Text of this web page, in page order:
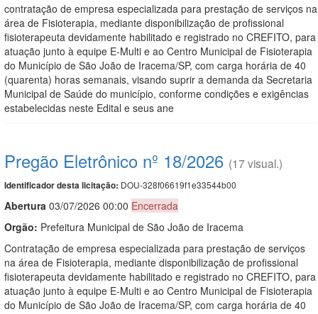
contratação de empresa especializada para prestação de serviços na
área de Fisioterapia, mediante disponibilização de profissional
fisioterapeuta devidamente habilitado e registrado no CREFITO, para
atuação junto à equipe E-Multi e ao Centro Municipal de Fisioterapia
do Município de São João de Iracema/SP, com carga horária de 40
(quarenta) horas semanais, visando suprir a demanda da Secretaria
Municipal de Saúde do município, conforme condições e exigências
estabelecidas neste Edital e seus ane
Pregão Eletrônico nº 18/2026 (17 visual.)
Identificador desta licitação: DOU-328f06619f1e33544b00
Abertura 03/07/2026 00:00 Encerrada
Orgão: Prefeitura Municipal de São João de Iracema
Contratação de empresa especializada para prestação de serviços
na área de Fisioterapia, mediante disponibilização de profissional
fisioterapeuta devidamente habilitado e registrado no CREFITO, para
atuação junto à equipe E-Multi e ao Centro Municipal de Fisioterapia
do Município de São João de Iracema/SP, com carga horária de 40